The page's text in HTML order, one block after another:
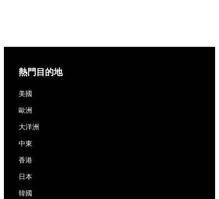
熱門目的地
美國
歐洲
大洋洲
中東
香港
日本
韓國